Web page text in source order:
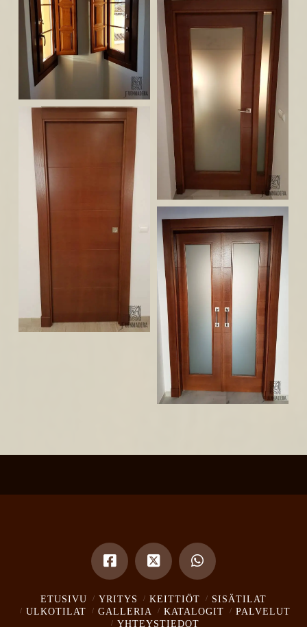
ETUSIVU YRITYS KEITTIÖT
SISÄTILAT
ULKOTILAT
GALLERIA KATALOGIT
PALVELUT
YHTEYSTIEDOT